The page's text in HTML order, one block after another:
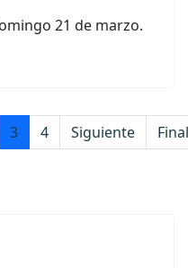
21 de marzo.
3 4 Siguiente Final